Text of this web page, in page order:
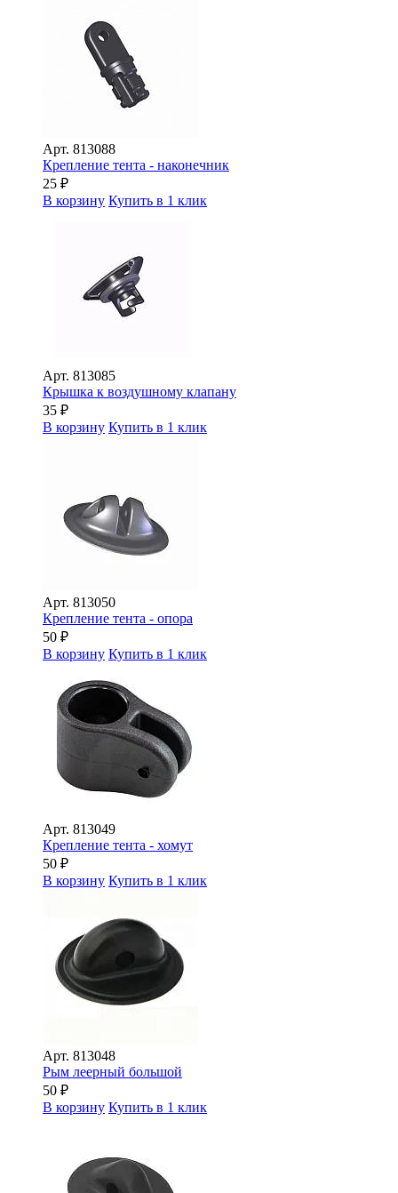
Арт. 813088
Крепление тента - наконечник
25 ₽
В корзину Купить в 1 клик
Арт. 813085
Крышка к воздушному клапану
35 ₽
В корзину Купить в 1 клик
Арт. 813050
Крепление тента - опора
50 ₽
В корзину Купить в 1 клик
Арт. 813049
Крепление тента - хомут
50 ₽
В корзину Купить в 1 клик
Арт. 813048
Рым леерный большой
50 ₽
В корзину Купить в 1 клик